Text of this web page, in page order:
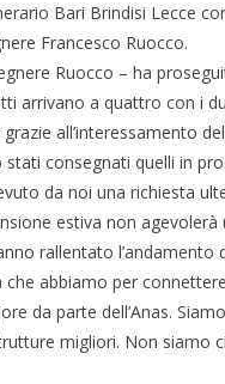
Bari Brindisi Lecce
Francesco Ruocco.
Ruocco – ha
arrivano a quattro con i
grazie all’interessamento
stati consegnati quelli in
da noi una richiesta
estiva non
rallentato l’andamento
che abbiamo per
da parte dell’Anas.
migliori. Non siamo